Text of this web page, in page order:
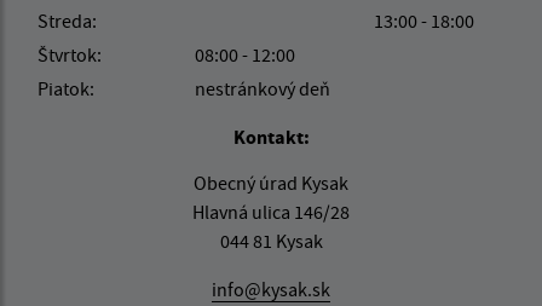
Streda:
13:00 - 18:00
Štvrtok:
08:00 - 12:00
Piatok:
nestránkový deň
Kontakt:
Obecný úrad Kysak
Hlavná ulica 146/28
044 81 Kysak
info@kysak.sk